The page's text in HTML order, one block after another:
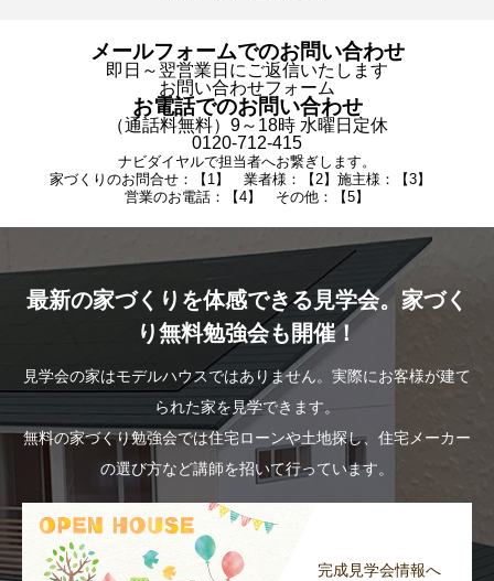
メールフォームでのお問い合わせ
即日～翌営業日にご返信いたします
お問い合わせフォーム
お電話でのお問い合わせ
（通話料無料）9～18時 水曜日定休
0120-712-415
ナビダイヤルで担当者へお繋ぎします。
家づくりのお問合せ：【1】 業者様：【2】施主様：【3】
営業のお電話：【4】 その他：【5】
最新の家づくりを体感できる見学会。家づく
り無料勉強会も開催！
見学会の家はモデルハウスではありません。実際にお客様が建て
られた家を見学できます。
無料の家づくり勉強会では住宅ローンや土地探し、住宅メーカー
の選び方など講師を招いて行っています。
完成見学会情報へ